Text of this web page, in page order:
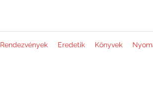
Rendezvények Eredetik Könyvek